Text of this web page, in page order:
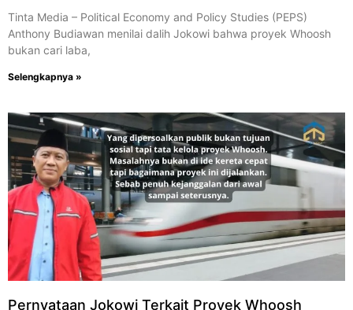
Tinta Media – Political Economy and Policy Studies (PEPS)
Anthony Budiawan menilai dalih Jokowi bahwa proyek Whoosh
bukan cari laba,
Selengkapnya »
Pernyataan Jokowi Terkait Proyek Whoosh